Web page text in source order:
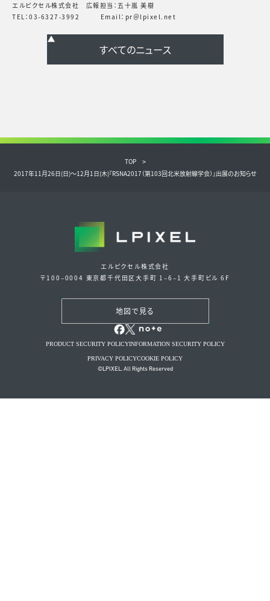
エルピクセル株式会社 広報担当：五十嵐 美樹
TEL：03-6327-3992 Email：pr＠lpixel.net
TOP
2017年11月26日(日)～12月1日(木)『RSNA2017（第103回北米放射線学会）』出展のお知らせ
エルピクセル株式会社
〒100‒0004 東京都千代田区大手町 1‒6‒1 大手町ビル 6F
地図で見る
PRODUCT SECURITY POLICYINFORMATION SECURITY POLICY
PRIVACY POLICYCOOKIE POLICY
©LPIXEL. All Rights Reserved